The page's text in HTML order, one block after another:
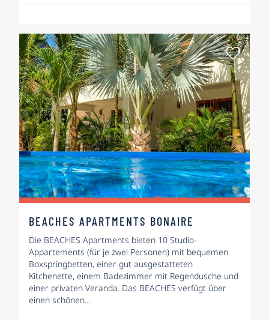
Als
BEACHES APARTMENTS BONAIRE
Die BEACHES Apartments bieten 10 Studio-
Appartements (für je zwei Personen) mit bequemen
Boxspringbetten, einer gut ausgestatteten
Kitchenette, einem Badezimmer mit Regendusche und
einer privaten Veranda. Das BEACHES verfügt über
einen schönen...